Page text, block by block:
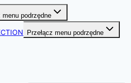
menu podrzędne
Przełącz menu podrzędne